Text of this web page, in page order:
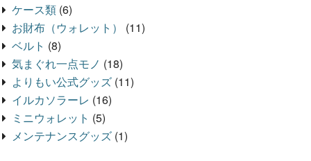
ケース類 (6)
お財布（ウォレット）
(11)
ベルト (8)
気まぐれ一点モノ (18)
よりもい公式グッズ (11)
イルカソラーレ (16)
ミニウォレット (5)
メンテナンスグッズ (1)